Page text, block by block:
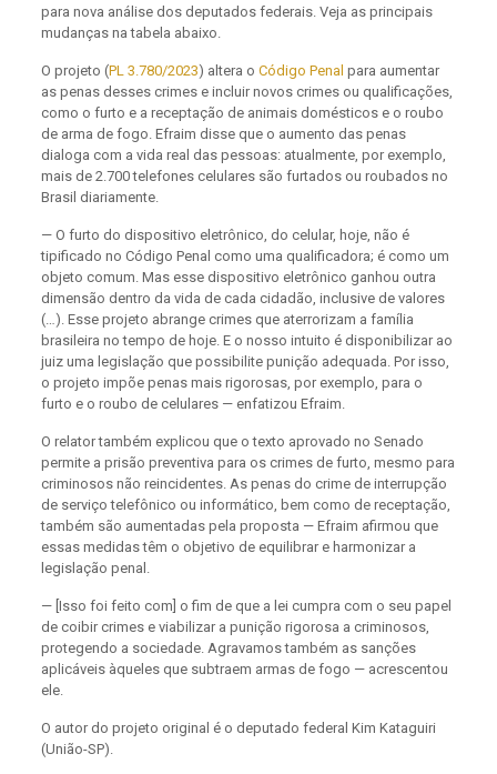
para nova análise dos deputados federais. Veja as principais
mudanças na tabela abaixo.
O projeto (PL 3.780/2023) altera o Código Penal para aumentar
as penas desses crimes e incluir novos crimes ou qualificações,
como o furto e a receptação de animais domésticos e o roubo
de arma de fogo. Efraim disse que o aumento das penas
dialoga com a vida real das pessoas: atualmente, por exemplo,
mais de 2.700 telefones celulares são furtados ou roubados no
Brasil diariamente.
— O furto do dispositivo eletrônico, do celular, hoje, não é
tipificado no Código Penal como uma qualificadora; é como um
objeto comum. Mas esse dispositivo eletrônico ganhou outra
dimensão dentro da vida de cada cidadão, inclusive de valores
(…). Esse projeto abrange crimes que aterrorizam a família
brasileira no tempo de hoje. E o nosso intuito é disponibilizar ao
juiz uma legislação que possibilite punição adequada. Por isso,
o projeto impõe penas mais rigorosas, por exemplo, para o
furto e o roubo de celulares — enfatizou Efraim.
O relator também explicou que o texto aprovado no Senado
permite a prisão preventiva para os crimes de furto, mesmo para
criminosos não reincidentes. As penas do crime de interrupção
de serviço telefônico ou informático, bem como de receptação,
também são aumentadas pela proposta — Efraim afirmou que
essas medidas têm o objetivo de equilibrar e harmonizar a
legislação penal.
— [Isso foi feito com] o fim de que a lei cumpra com o seu papel
de coibir crimes e viabilizar a punição rigorosa a criminosos,
protegendo a sociedade. Agravamos também as sanções
aplicáveis àqueles que subtraem armas de fogo — acrescentou
ele.
O autor do projeto original é o deputado federal Kim Kataguiri
(União-SP).